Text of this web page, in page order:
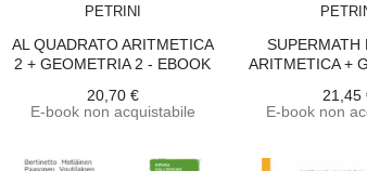
PETRINI
AL QUADRATO ARITMETICA
2 + GEOMETRIA 2 - EBOOK
20,70 €
E-book non acquistabile
SUPERMATH
ARITMETICA +
21,45
E-book non